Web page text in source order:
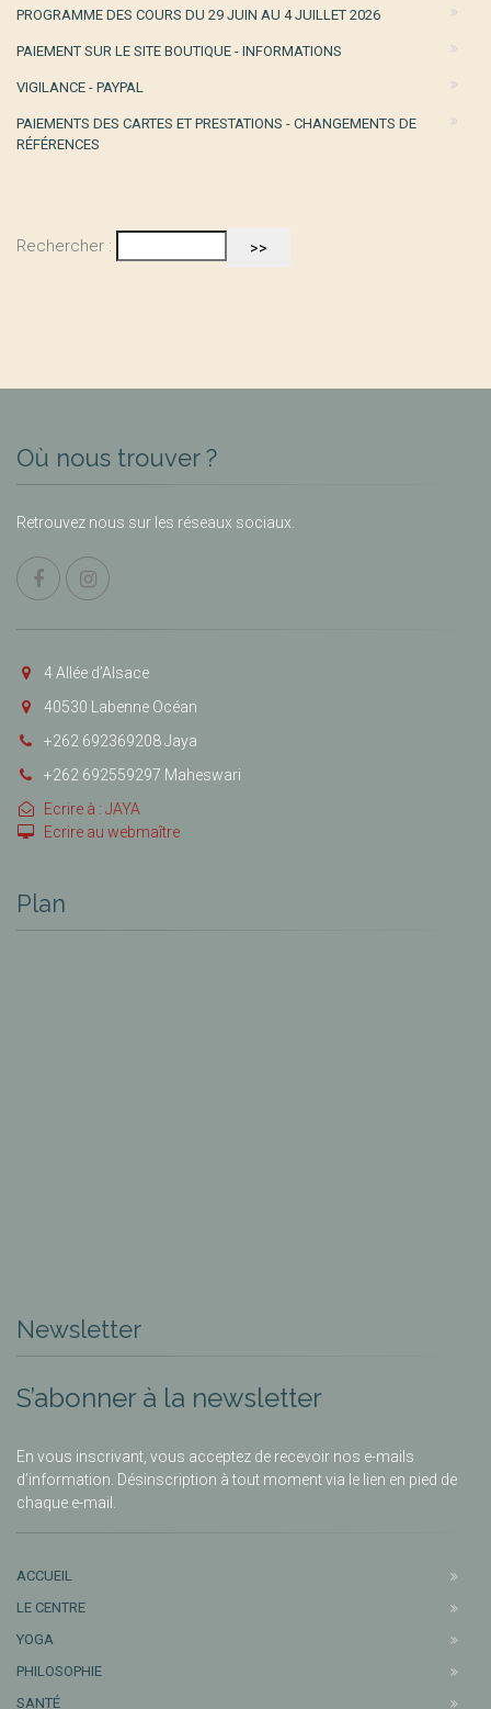
PROGRAMME DES COURS DU 29 JUIN AU 4 JUILLET 2026
PAIEMENT SUR LE SITE BOUTIQUE - INFORMATIONS
VIGILANCE - PAYPAL
PAIEMENTS DES CARTES ET PRESTATIONS - CHANGEMENTS DE
RÉFÉRENCES
Rechercher :
Où nous trouver ?
Retrouvez nous sur les réseaux sociaux.
4 Allée d’Alsace
40530 Labenne Océan
+262 692369208 Jaya
+262 692559297 Maheswari
Ecrire à : JAYA
Ecrire au webmaître
Plan
Newsletter
S’abonner à la newsletter
En vous inscrivant, vous acceptez de recevoir nos e-mails
d’information. Désinscription à tout moment via le lien en pied de
chaque e-mail.
ACCUEIL
LE CENTRE
YOGA
PHILOSOPHIE
SANTÉ